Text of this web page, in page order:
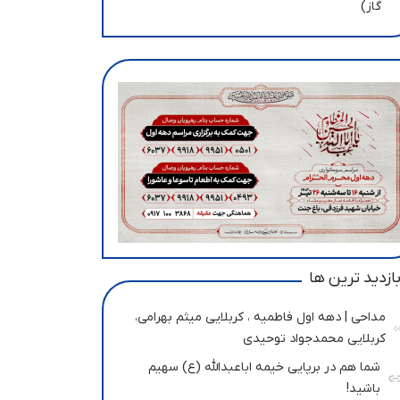
گاز)
ترین ها
مداحی | دهه اول فاطمیه ، کربلایی میثم بهرامی،
کربلایی محمدجواد توحیدی
شما هم در برپایی خیمه اباعبدالله (ع) سهیم
باشید!